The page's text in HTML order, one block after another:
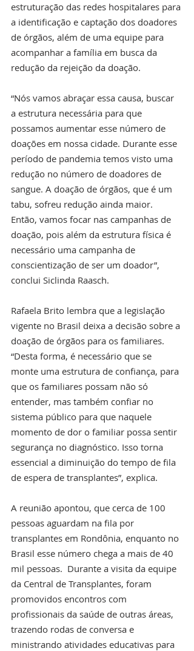
estruturação das redes hospitalares para
a identificação e captação dos doadores
de órgãos, além de uma equipe para
acompanhar a família em busca da
redução da rejeição da doação.
“Nós vamos abraçar essa causa, buscar
a estrutura necessária para que
possamos aumentar esse número de
doações em nossa cidade. Durante esse
período de pandemia temos visto uma
redução no número de doadores de
sangue. A doação de órgãos, que é um
tabu, sofreu redução ainda maior.
Então, vamos focar nas campanhas de
doação, pois além da estrutura física é
necessário uma campanha de
conscientização de ser um doador”,
conclui Siclinda Raasch.
Rafaela Brito lembra que a legislação
vigente no Brasil deixa a decisão sobre a
doação de órgãos para os familiares.
“Desta forma, é necessário que se
monte uma estrutura de confiança, para
que os familiares possam não só
entender, mas também confiar no
sistema público para que naquele
momento de dor o familiar possa sentir
segurança no diagnóstico. Isso torna
essencial a diminuição do tempo de fila
de espera de transplantes”, explica.
A reunião apontou, que cerca de 100
pessoas aguardam na fila por
transplantes em Rondônia, enquanto no
Brasil esse número chega a mais de 40
mil pessoas.  Durante a visita da equipe
da Central de Transplantes, foram
promovidos encontros com
profissionais da saúde de outras áreas,
trazendo rodas de conversa e
ministrando atividades educativas para